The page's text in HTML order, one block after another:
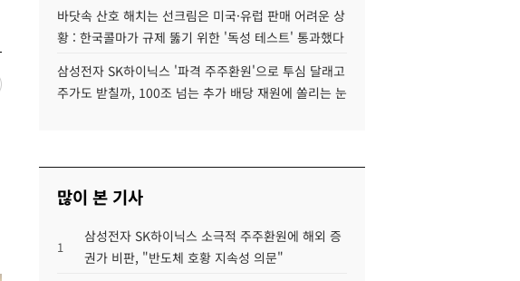
바닷속 산호 해치는 선크림은 미국·유럽 판매 어려운 상
황 : 한국콜마가 규제 뚫기 위한 '독성 테스트' 통과했다
삼성전자 SK하이닉스 '파격 주주환원'으로 투심 달래고
주가도 받칠까, 100조 넘는 추가 배당 재원에 쏠리는 눈
많이 본 기사
1
삼성전자 SK하이닉스 소극적 주주환원에 해외 증
권가 비판, "반도체 호황 지속성 의문"